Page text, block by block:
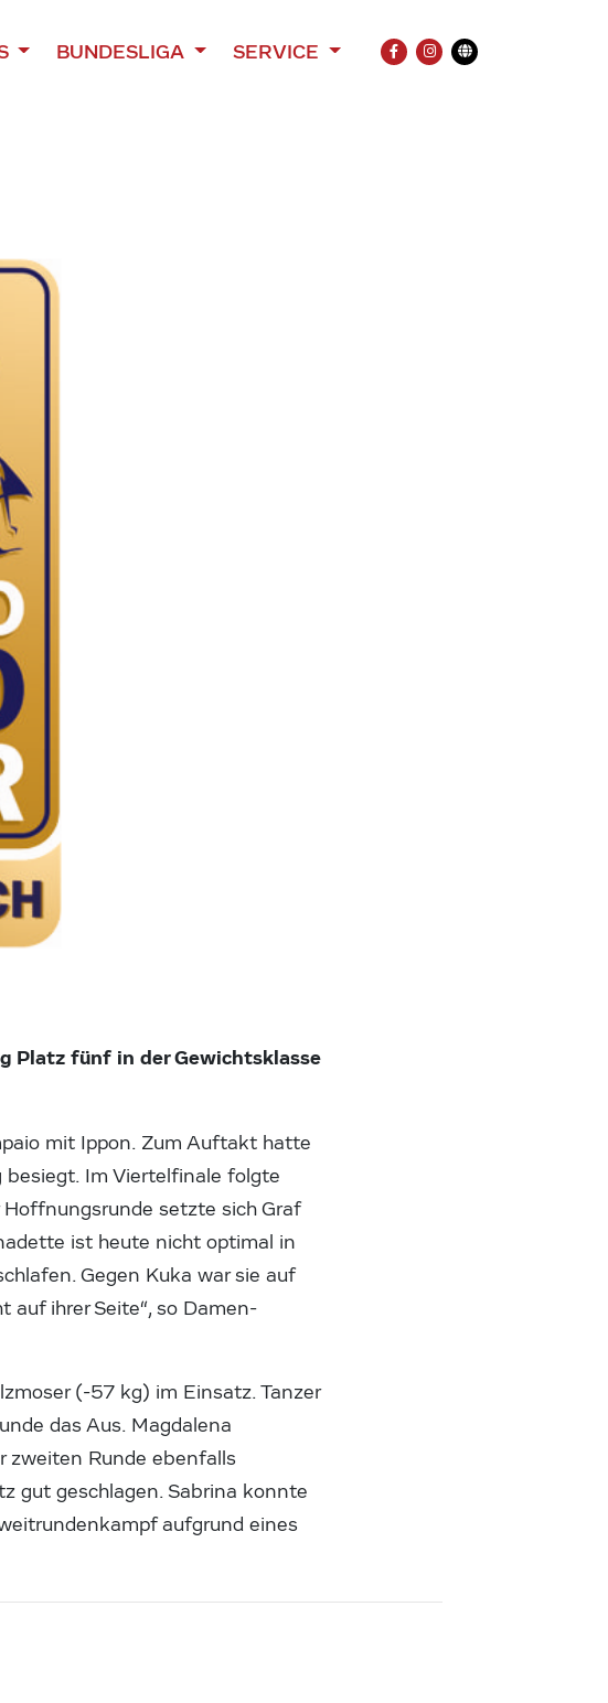
BUNDESLIGA SERVICE
FACEBOOK
INSTAGRAM
Übersetzung
Platz fünf in der Gewichtsklasse
mit Ippon. Zum Auftakt hatte
besiegt. Im Viertelfinale folgte
setzte sich Graf
ist heute nicht optimal in
Gegen Kuka war sie auf
auf ihrer Seite“, so Damen-
(-57 kg) im Einsatz. Tanzer
das Aus. Magdalena
zweiten Runde ebenfalls
gut geschlagen. Sabrina konnte
aufgrund eines